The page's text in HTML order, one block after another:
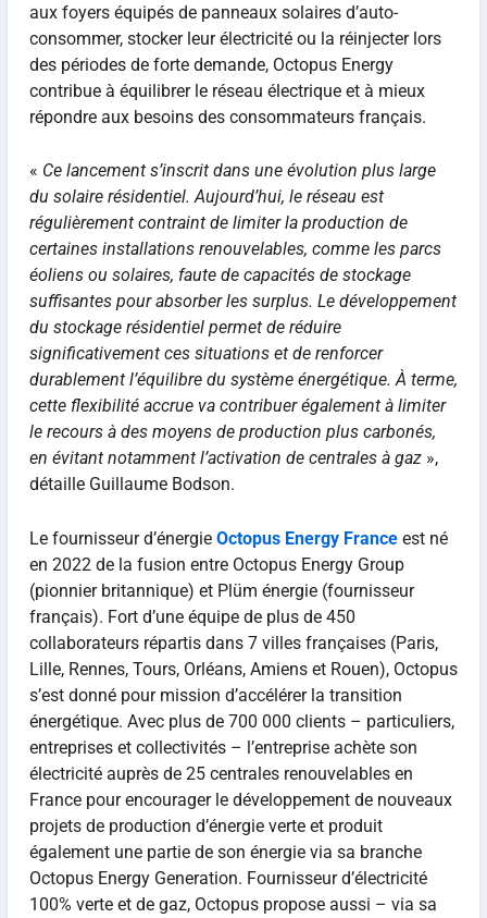
aux foyers équipés de panneaux solaires d’auto-
consommer, stocker leur électricité ou la réinjecter lors
des périodes de forte demande, Octopus Energy
contribue à équilibrer le réseau électrique et à mieux
répondre aux besoins des consommateurs français.
« Ce lancement s’inscrit dans une évolution plus large
du solaire résidentiel. Aujourd’hui, le réseau est
régulièrement contraint de limiter la production de
certaines installations renouvelables, comme les parcs
éoliens ou solaires, faute de capacités de stockage
suffisantes pour absorber les surplus. Le développement
du stockage résidentiel permet de réduire
significativement ces situations et de renforcer
durablement l’équilibre du système énergétique. À terme,
cette flexibilité accrue va contribuer également à limiter
le recours à des moyens de production plus carbonés,
en évitant notamment l’activation de centrales à gaz»,
détaille Guillaume Bodson.
Le fournisseur d’énergie Octopus Energy France est né
en 2022 de la fusion entre Octopus Energy Group
(pionnier britannique) et Plüm énergie (fournisseur
français). Fort d’une équipe de plus de 450
collaborateurs répartis dans 7 villes françaises (Paris,
Lille, Rennes, Tours, Orléans, Amiens et Rouen), Octopus
s’est donné pour mission d’accélérer la transition
énergétique. Avec plus de 700 000 clients – particuliers,
entreprises et collectivités – l’entreprise achète son
électricité auprès de 25 centrales renouvelables en
France pour encourager le développement de nouveaux
projets de production d’énergie verte et produit
également une partie de son énergie via sa branche
Octopus Energy Generation. Fournisseur d’électricité
100% verte et de gaz, Octopus propose aussi – via sa